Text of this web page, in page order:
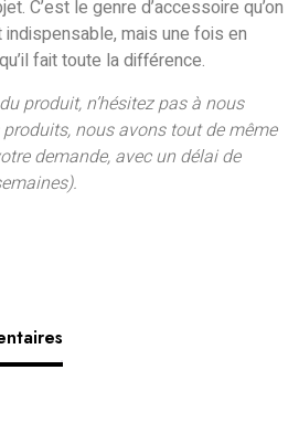
C’est le genre d’accessoire qu’on
indispensable, mais une fois en
fait toute la différence.
produit, n’hésitez pas à nous
nous avons tout de même
demande, avec un délai de